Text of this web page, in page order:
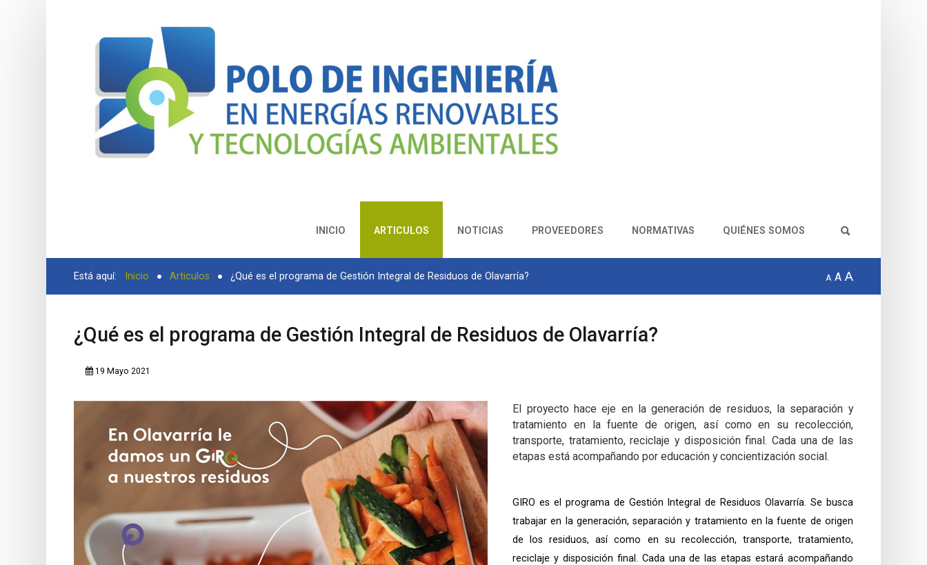
BUSCAR
INICIO ARTICULOS NOTICIAS PROVEEDORES NORMATIVAS QUIÉNES SOMOS
Está aquí: Inicio Articulos ¿Qué es el programa de Gestión Integral de Residuos de Olavarría? A A A
¿Qué es el programa de Gestión Integral de Residuos de Olavarría?
19 Mayo 2021
El proyecto hace eje en la generación de residuos, la separación y
tratamiento en la fuente de origen, así como en su recolección,
transporte, tratamiento, reciclaje y disposición final. Cada una de las
etapas está acompañando por educación y concientización social.
GIRO es el programa de Gestión Integral de Residuos Olavarría. Se busca
trabajar en la generación, separación y tratamiento en la fuente de origen
de los residuos, así como en su recolección, transporte, tratamiento,
reciclaje y disposición final. Cada una de las etapas estará acompañando